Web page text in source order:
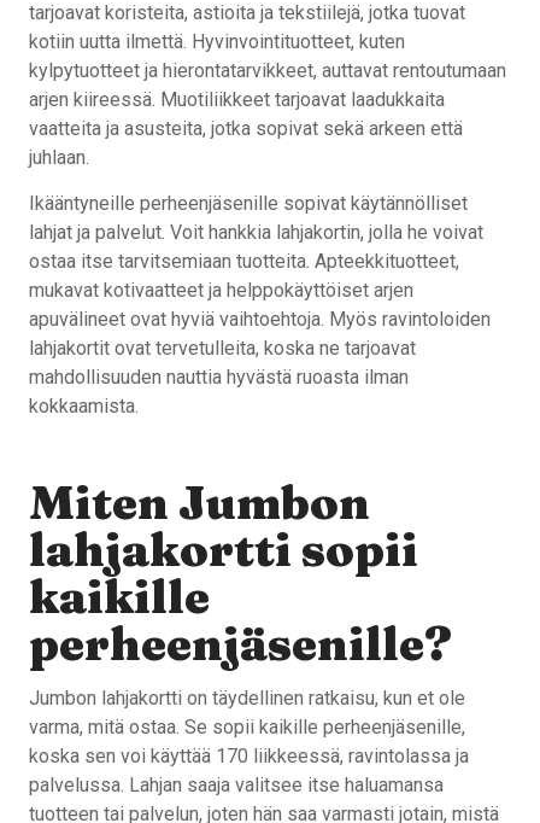
tarjoavat koristeita, astioita ja tekstiilejä, jotka tuovat
kotiin uutta ilmettä. Hyvinvointituotteet, kuten
kylpytuotteet ja hierontatarvikkeet, auttavat rentoutumaan
arjen kiireessä. Muotiliikkeet tarjoavat laadukkaita
vaatteita ja asusteita, jotka sopivat sekä arkeen että
juhlaan.
Ikääntyneille perheenjäsenille sopivat käytännölliset
lahjat ja palvelut. Voit hankkia lahjakortin, jolla he voivat
ostaa itse tarvitsemiaan tuotteita. Apteekkituotteet,
mukavat kotivaatteet ja helppokäyttöiset arjen
apuvälineet ovat hyviä vaihtoehtoja. Myös ravintoloiden
lahjakortit ovat tervetulleita, koska ne tarjoavat
mahdollisuuden nauttia hyvästä ruoasta ilman
kokkaamista.
Miten Jumbon
lahjakortti sopii
kaikille
perheenjäsenille?
Jumbon lahjakortti on täydellinen ratkaisu, kun et ole
varma, mitä ostaa. Se sopii kaikille perheenjäsenille,
koska sen voi käyttää 170 liikkeessä, ravintolassa ja
palvelussa. Lahjan saaja valitsee itse haluamansa
tuotteen tai palvelun, joten hän saa varmasti jotain, mistä